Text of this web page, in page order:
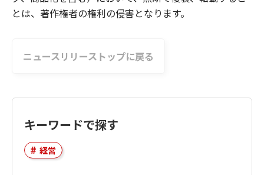
とは、著作権者の権利の侵害となります。
ニュースリリーストップに戻る
キーワードで探す
経営